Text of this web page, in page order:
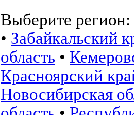
Выберите регион:
• Забайкальский
область •
Красноярский
Новосибирская